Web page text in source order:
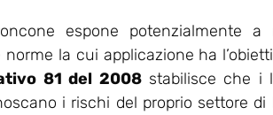
espone potenzialmente
la cui applicazione ha
81 del 2008stabilisce che i
i rischi del proprio settore